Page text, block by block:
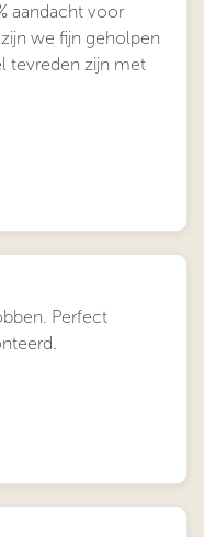
aandacht voor
we fijn geholpen
tevreden zijn met
Perfect